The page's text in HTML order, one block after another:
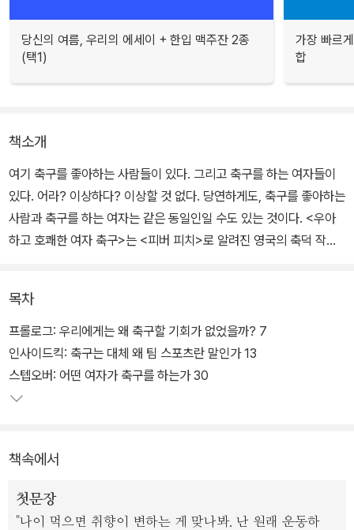
당신의 여름, 우리의 에세이 + 한입 맥주잔 2종
(택1)
가장 빠르
합
책소개
여기 축구를 좋아하는 사람들이 있다. 그리고 축구를 하는 여자들이
있다. 어라? 이상하다? 이상할 것 없다. 당연하게도, 축구를 좋아하는
사람과 축구를 하는 여자는 같은 동일인일 수도 있는 것이다. <우아
하고 호쾌한 여자 축구>는 <피버 피치>로 알려진 영국의 축덕 작가
축구 좋아하고, 축구를 직접 하는 것은 미치도록 좋아하는 여자들의
이야기이다. 축구를 잘하고 싶어서 근육을 키우고, 축구하는 데 거추
장스러워 머리를 짧게 치는 이들의 이야기이다. 그리고 그렇게 할 기
회를 알게 모르게 놓쳐 왔던 당신의 이야기임은 물론이다.
목차
프롤로그: 우리에게는 왜 축구할 기회가 없었을까? 7
인사이드킥: 축구는 대체 왜 팀 스포츠란 말인가 13
스텝오버: 어떤 여자가 축구를 하는가 30
책속에서
첫문장
"나이 먹으면 취향이 변하는 게 맞나봐. 난 원래 운동하